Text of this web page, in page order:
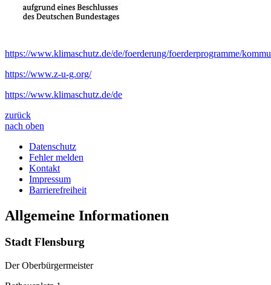
https://www.klimaschutz.de/de/foerderung/foerderprogramme/
https://www.z-u-g.org/
https://www.klimaschutz.de/de
zurück
nach oben
Datenschutz
Fehler melden
Kontakt
Impressum
Barrierefreiheit
Allgemeine Informationen
Stadt Flensburg
Der Oberbürgermeister